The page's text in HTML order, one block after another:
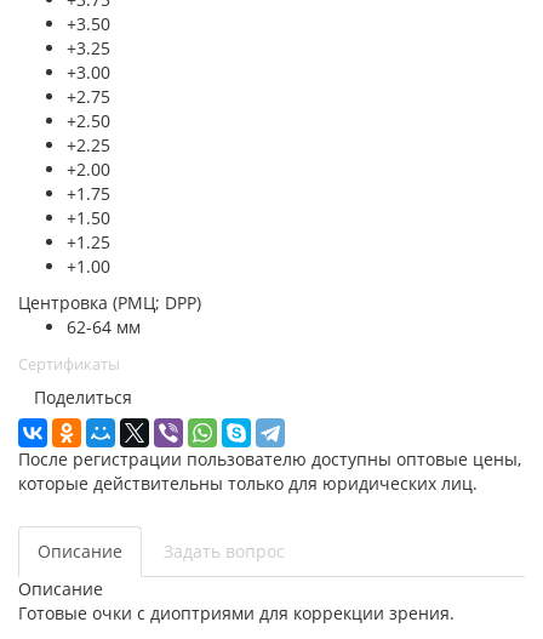
+3.50
+3.25
+3.00
+2.75
+2.50
+2.25
+2.00
+1.75
+1.50
+1.25
+1.00
Центровка (РМЦ; DPP)
62-64 мм
Сертификаты
Поделиться
После регистрации пользователю доступны оптовые цены,
которые действительны только для юридических лиц.
Описание
Задать вопрос
Описание
Готовые очки с диоптриями для коррекции зрения.